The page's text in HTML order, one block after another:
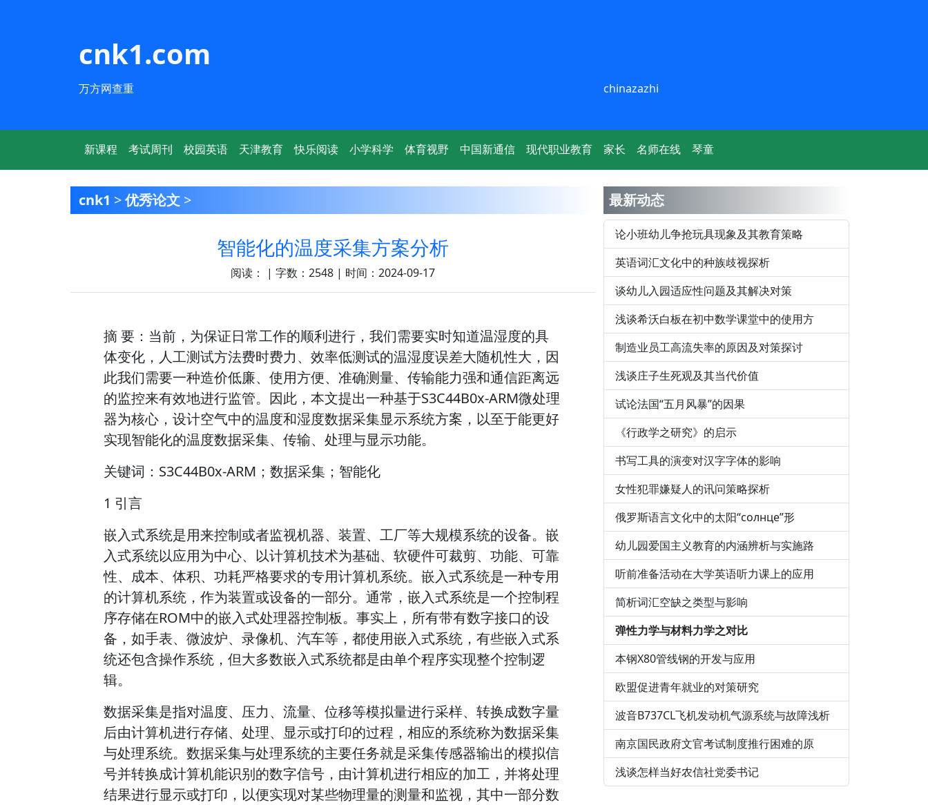
cnk1.com
万方网查重 chinazazhi
新课程 考试周刊 校园英语 天津教育 快乐阅读 小学科学 体育视野 中国新通信 现代职业教育 家长 名师在线 琴童
cnk1 >优秀论文 >
智能化的温度采集方案分析
阅读： | 字数：2548 | 时间：2024-09-17
摘 要：当前，为保证日常工作的顺利进行，我们需要实时知道温湿度的具
体变化，人工测试方法费时费力、效率低测试的温湿度误差大随机性大，因
此我们需要一种造价低廉、使用方便、准确测量、传输能力强和通信距离远
的监控来有效地进行监管。因此，本文提出一种基于S3C44B0x-ARM微处理
器为核心，设计空气中的温度和湿度数据采集显示系统方案，以至于能更好
实现智能化的温度数据采集、传输、处理与显示功能。
关键词：S3C44B0x-ARM；数据采集；智能化
1 引言
嵌入式系统是用来控制或者监视机器、装置、工厂等大规模系统的设备。嵌
入式系统以应用为中心、以计算机技术为基础、软硬件可裁剪、功能、可靠
性、成本、体积、功耗严格要求的专用计算机系统。嵌入式系统是一种专用
的计算机系统，作为装置或设备的一部分。通常，嵌入式系统是一个控制程
序存储在ROM中的嵌入式处理器控制板。事实上，所有带有数字接口的设
备，如手表、微波炉、录像机、汽车等，都使用嵌入式系统，有些嵌入式系
统还包含操作系统，但大多数嵌入式系统都是由单个程序实现整个控制逻
辑。
数据采集是指对温度、压力、流量、位移等模拟量进行采样、转换成数字量
后由计算机进行存储、处理、显示或打印的过程，相应的系统称为数据采集
与处理系统。数据采集与处理系统的主要任务就是采集传感器输出的模拟信
号并转换成计算机能识别的数字信号，由计算机进行相应的加工，并将处理
结果进行显示或打印，以便实现对某些物理量的测量和监视，其中一部分数
最新动态
论小班幼儿争抢玩具现象及其教育策略
英语词汇文化中的种族歧视探析
谈幼儿入园适应性问题及其解决对策
浅谈希沃白板在初中数学课堂中的使用方
制造业员工高流失率的原因及对策探讨
浅谈庄子生死观及其当代价值
试论法国“五月风暴”的因果
《行政学之研究》的启示
书写工具的演变对汉字字体的影响
女性犯罪嫌疑人的讯问策略探析
俄罗斯语言文化中的太阳“солнце”形
幼儿园爱国主义教育的内涵辨析与实施路
听前准备活动在大学英语听力课上的应用
简析词汇空缺之类型与影响
弹性力学与材料力学之对比
本钢X80管线钢的开发与应用
欧盟促进青年就业的对策研究
波音B737CL飞机发动机气源系统与故障浅析
南京国民政府文官考试制度推行困难的原
浅谈怎样当好农信社党委书记